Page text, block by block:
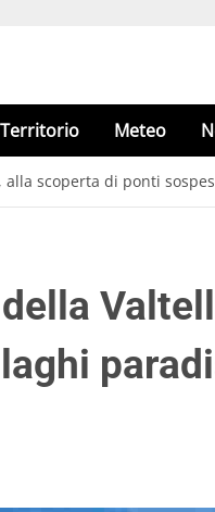
Territorio Meteo
alla scoperta di ponti